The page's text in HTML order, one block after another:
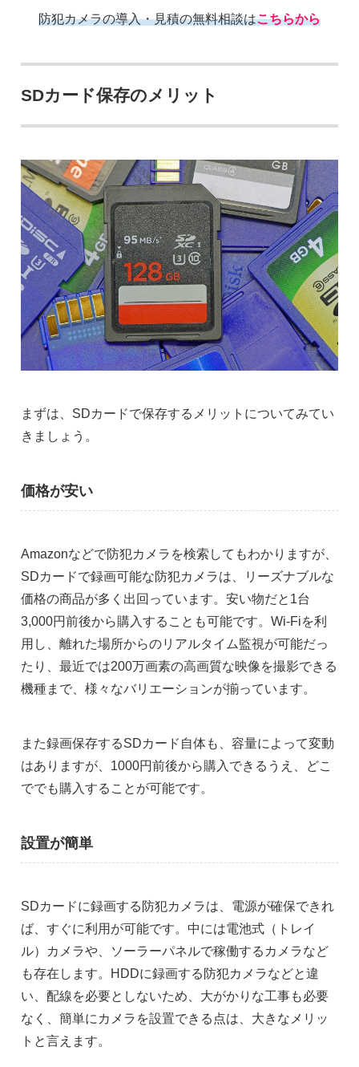
防犯カメラの導入・見積の無料相談はこちらから
SDカード保存のメリット
まずは、SDカードで保存するメリットについてみてい
きましょう。
価格が安い
Amazonなどで防犯カメラを検索してもわかりますが、
SDカードで録画可能な防犯カメラは、リーズナブルな
価格の商品が多く出回っています。安い物だと1台
3,000円前後から購入することも可能です。Wi-Fiを利
用し、離れた場所からのリアルタイム監視が可能だっ
たり、最近では200万画素の高画質な映像を撮影できる
機種まで、様々なバリエーションが揃っています。
また録画保存するSDカード自体も、容量によって変動
はありますが、1000円前後から購入できるうえ、どこ
ででも購入することが可能です。
設置が簡単
SDカードに録画する防犯カメラは、電源が確保できれ
ば、すぐに利用が可能です。中には電池式（トレイ
ル）カメラや、ソーラーパネルで稼働するカメラなど
も存在します。HDDに録画する防犯カメラなどと違
い、配線を必要としないため、大がかりな工事も必要
なく、簡単にカメラを設置できる点は、大きなメリッ
トと言えます。